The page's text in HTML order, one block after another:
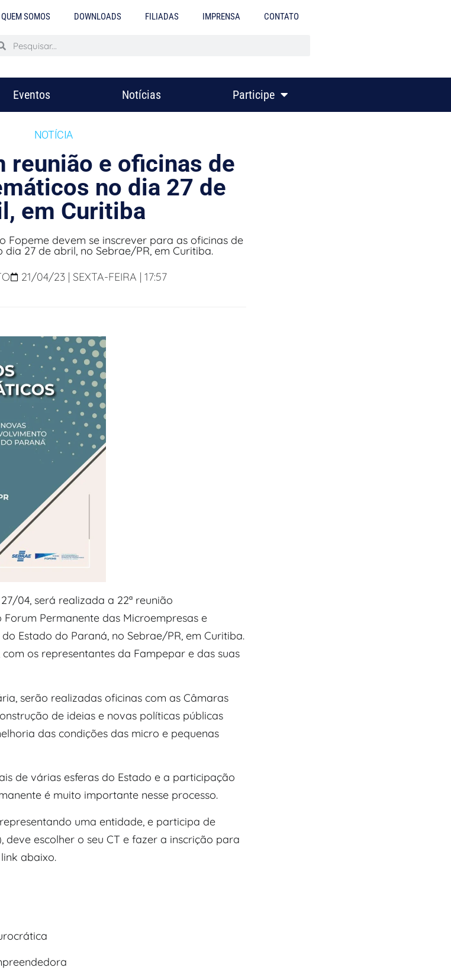
QUEM SOMOS DOWNLOADS FILIADAS IMPRENSA CONTATO
Eventos Notícias Participe
NOTÍCIA
reunião e oficinas de
no dia 27 de
em Curitiba
Fopeme devem se inscrever para as oficinas de
dia 27 de abril, no Sebrae/PR, em Curitiba.
21/04/23 | SEXTA-FEIRA | 17:57
04, será realizada a 22ª reunião
Permanente das Microempresas e
Estado do Paraná, no Sebrae/PR, em Curitiba.
os representantes da Fampepar e das suas
serão realizadas oficinas com as Câmaras
de ideias e novas políticas públicas
das condições das micro e pequenas
de várias esferas do Estado e a participação
é muito importante nesse processo.
uma entidade, e participa de
deve escolher o seu CT e fazer a inscrição para
abaixo.